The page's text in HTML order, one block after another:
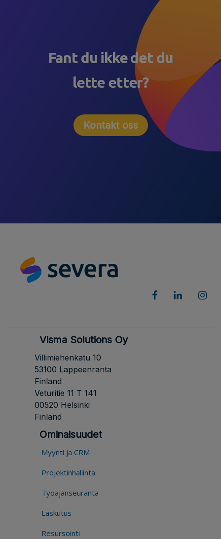
Fant du ikke det du
lette etter?
Kontakt oss
Visma Solutions Oy
Villimiehenkatu 10
53100 Lappeenranta
Finland
Veturitie 11 T 141
00520 Helsinki
Finland
Ominaisuudet
Myynti ja CRM
Projektinhallinta
Työajanseuranta
Laskutus
Resursointi